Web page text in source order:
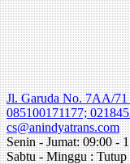
Jl. Garuda No. 7AA/71
085100171177;
cs@anindyatrans.com
Senin - Jumat: 09:00 -
Sabtu - Minggu : Tutup